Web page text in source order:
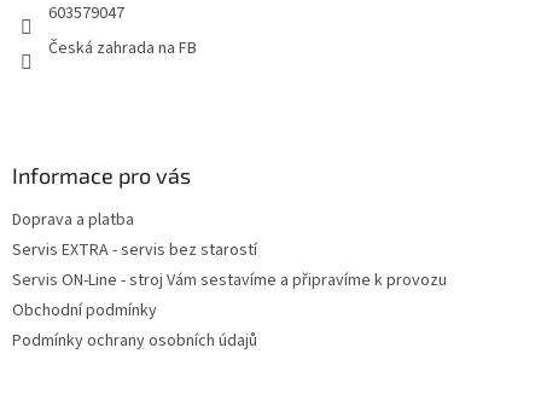
603579047
Česká zahrada na FB
Informace pro vás
Doprava a platba
Servis EXTRA - servis bez starostí
Servis ON-Line - stroj Vám sestavíme a připravíme k provozu
Obchodní podmínky
Podmínky ochrany osobních údajů